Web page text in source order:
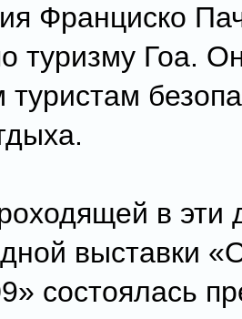
Франциско
туризму Гоа.
туристам
в эти
выставки
состоялась